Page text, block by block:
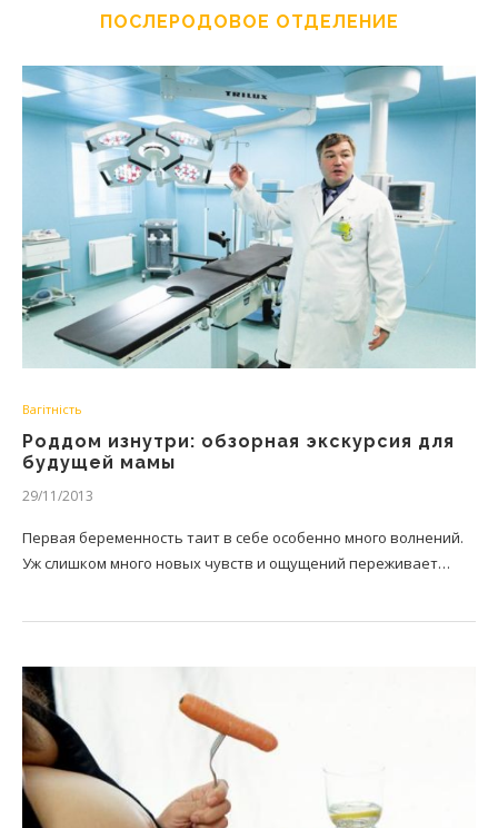
ПОСЛЕРОДОВОЕ ОТДЕЛЕНИЕ
Вагітність
Роддом изнутри: обзорная экскурсия для
будущей мамы
29/11/2013
Первая беременность таит в себе особенно много волнений.
Уж слишком много новых чувств и ощущений переживает…